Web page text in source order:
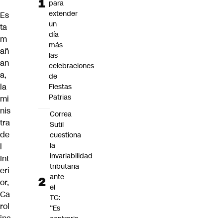
Es
ta
m
añ
an
a,
la
mi
nis
tra
de
l
Int
eri
or,
Ca
rol
para
extender
un
día
más
las
celebraciones
de
Fiestas
Patrias
Correa
Sutil
cuestiona
la
invariabilidad
tributaria
ante
el
TC:
“Es